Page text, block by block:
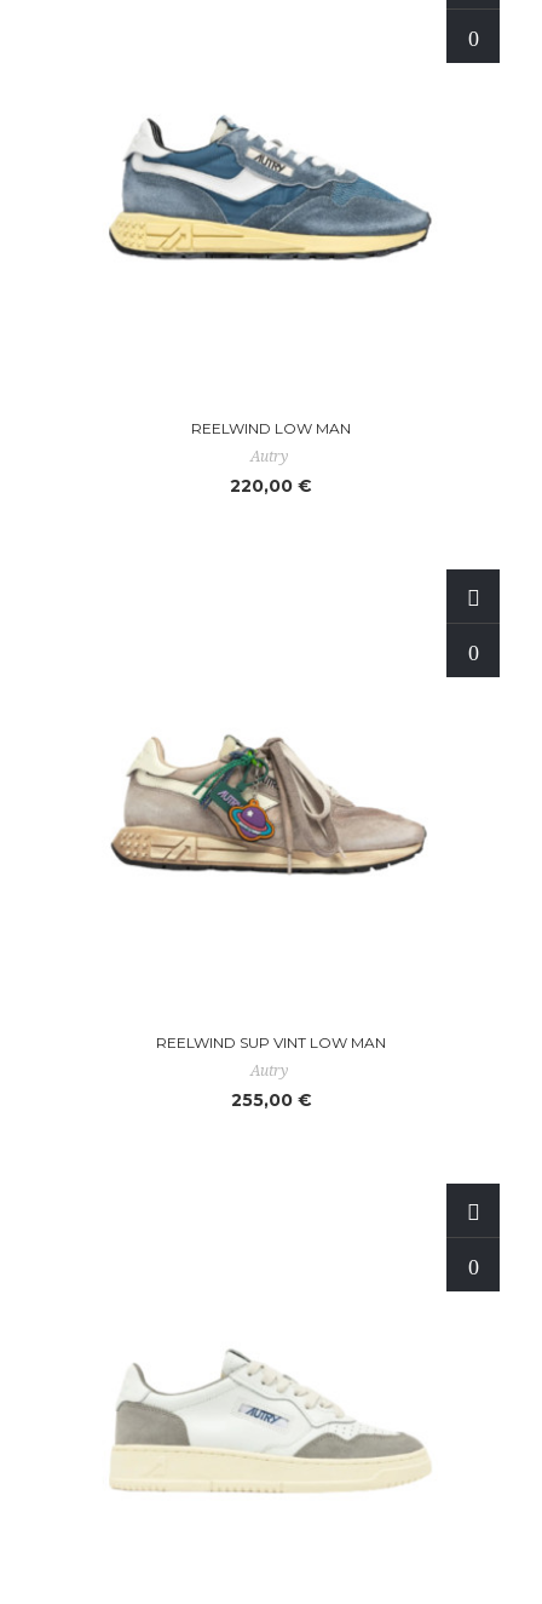
REELWIND LOW MAN
Autry
220,00 €
REELWIND SUP VINT LOW MAN
Autry
255,00 €